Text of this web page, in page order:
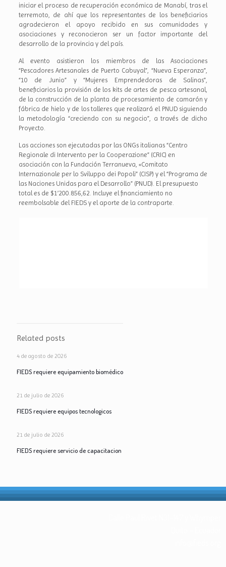
iniciar el proceso de recuperación económica de Manabí, tras el
terremoto, de ahí que los representantes de los beneficiarios
agradecieron el apoyo recibido en sus comunidades y
asociaciones y reconocieron ser un factor importante del
desarrollo de la provincia y del país.
Al evento asistieron los miembros de las Asociaciones
“Pescadores Artesanales de Puerto Cabuyal”, “Nueva Esperanza”,
“10 de Junio” y “Mujeres Emprendedoras de Salinas”,
beneficiarios la provisión de los kits de artes de pesca artesanal,
de la construcción de la planta de procesamiento de camarón y
fábrica de hielo y de los talleres que realizará el PNUD siguiendo
la metodología “creciendo con su negocio”, a través de dicho
Proyecto.
Las acciones son ejecutadas por las ONGs italianas “Centro
Regionale di Intervento per la Cooperazione” (CRIC) en
asociación con la Fundación Terranueva, «Comitato
Internazionale per lo Sviluppo dei Popoli” (CISP) y el “Programa de
las Naciones Unidas para el Desarrollo” (PNUD). El presupuesto
total es de $1’200.856,62. Incluye el financiamiento no
reembolsable del FIEDS y el aporte de la contraparte.
Related posts
4 de agosto de 2026
FIEDS requiere equipamiento biomédico
21 de julio de 2026
FIEDS requiere equipos tecnologicos
21 de julio de 2026
FIEDS requiere servicio de capacitacion